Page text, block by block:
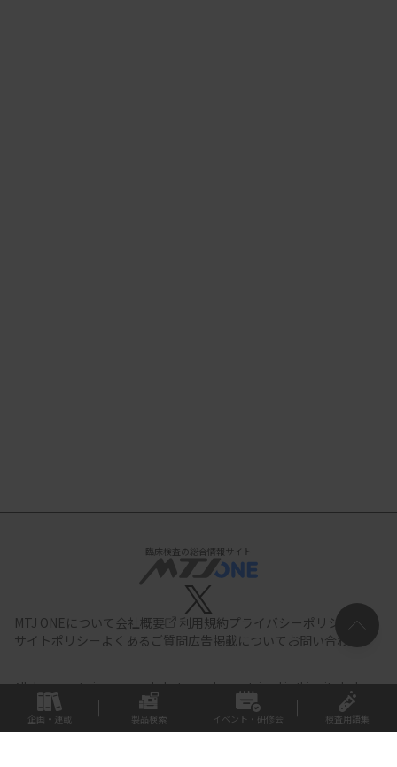
臨床検査の総合情報サイト
MTJ ONEについて会社概要 利用規約プライバシーポリシー
サイトポリシー よくあるご質問広告掲載について お問い合わせ
All documents,images and photographs contained in this site belong
to JIHO,Inc.
Use of these documents, images and photographs is
strictly prohibited.Copyright (C) JIHO,Inc.
企画・連載 製品検索 イベント・研修会 検査用語集